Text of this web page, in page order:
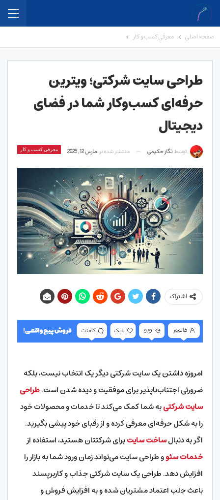
صفحه اصلی معرفی کسب و کار
طراحی سایت شرکتی؛ ویترین
حرفه‌ای کسب‌وکار شما در فضای
دیجیتال
معرفی کسب و کار توسط نگار حکیمی منتشر شده در مارس 12, 2025
اشتراک
امروزه داشتن یک سایت شرکتی دیگر یک انتخاب نیست، بلکه
ضرورتی اجتناب‌ناپذیر برای موفقیت و دیده شدن است.طراحی
سایت شرکتیبه شما کمک می‌کند تا خدمات و محصولات خود
را به شکل حرفه‌ای معرفی کرده و از رقبای خود پیشی بگیرید.
اگر به دنبالساخت سایتبرای شرکتتان هستید، استفاده از
خدمات سئوو طراحی سایت می‌تواند زمان ورود شما به بازار را
افزایش دهد. طراحی یک سایت شرکتی جذاب و کاربرپسند
باعث جلب اعتماد مشتریان شده و به افزایش فروش و